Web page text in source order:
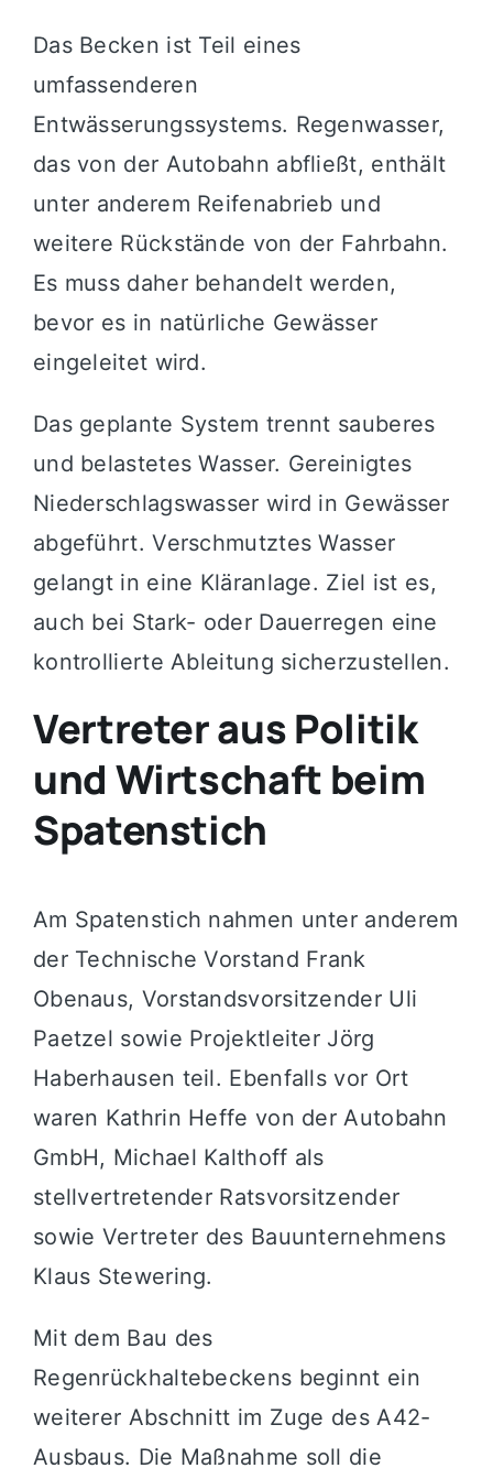
Das Becken ist Teil eines
umfassenderen
Entwässerungssystems. Regenwasser,
das von der Autobahn abfließt, enthält
unter anderem Reifenabrieb und
weitere Rückstände von der Fahrbahn.
Es muss daher behandelt werden,
bevor es in natürliche Gewässer
eingeleitet wird.
Das geplante System trennt sauberes
und belastetes Wasser. Gereinigtes
Niederschlagswasser wird in Gewässer
abgeführt. Verschmutztes Wasser
gelangt in eine Kläranlage. Ziel ist es,
auch bei Stark- oder Dauerregen eine
kontrollierte Ableitung sicherzustellen.
Vertreter aus Politik
und Wirtschaft beim
Spatenstich
Am Spatenstich nahmen unter anderem
der Technische Vorstand Frank
Obenaus, Vorstandsvorsitzender Uli
Paetzel sowie Projektleiter Jörg
Haberhausen teil. Ebenfalls vor Ort
waren Kathrin Heffe von der Autobahn
GmbH, Michael Kalthoff als
stellvertretender Ratsvorsitzender
sowie Vertreter des Bauunternehmens
Klaus Stewering.
Mit dem Bau des
Regenrückhaltebeckens beginnt ein
weiterer Abschnitt im Zuge des A42-
Ausbaus. Die Maßnahme soll die